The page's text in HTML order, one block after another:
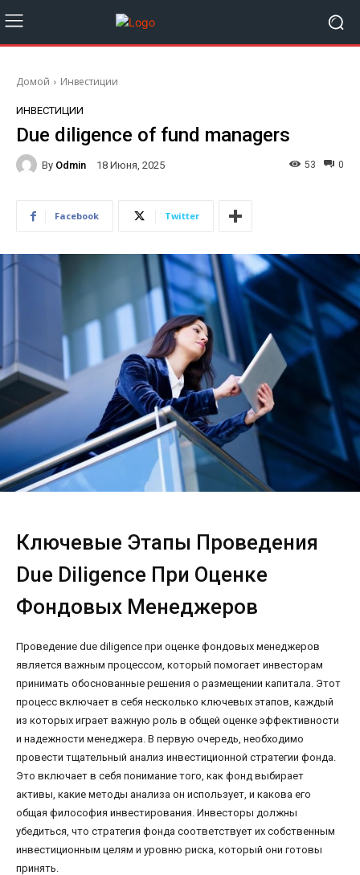
Домой Инвестиции
ИНВЕСТИЦИИ
Due diligence of fund managers
By Odmin 18 Июня, 2025 0
53
Facebook Twitter
Ключевые Этапы Проведения
Due Diligence При Оценке
Фондовых Менеджеров
Проведение due diligence при оценке фондовых менеджеров
является важным процессом, который помогает инвесторам
принимать обоснованные решения о размещении капитала. Этот
процесс включает в себя несколько ключевых этапов, каждый
из которых играет важную роль в общей оценке эффективности
и надежности менеджера. В первую очередь, необходимо
провести тщательный анализ инвестиционной стратегии фонда.
Это включает в себя понимание того, как фонд выбирает
активы, какие методы анализа он использует, и какова его
общая философия инвестирования. Инвесторы должны
убедиться, что стратегия фонда соответствует их собственным
инвестиционным целям и уровню риска, который они готовы
принять.